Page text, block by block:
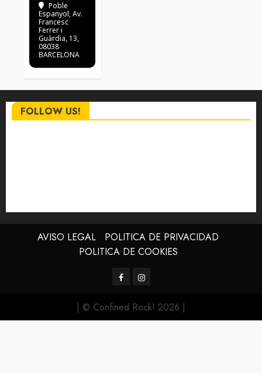
Poble
Espanyol, Av.
Francesc
Ferrer i
Guàrdia, 13,
08038
BARCELONA
FOLLOW US!
AVISO LEGAL
POLITICA DE PRIVACIDAD
POLITICA DE COOKIES
FacebookInstagram
| © Confined Rock! 2026 |